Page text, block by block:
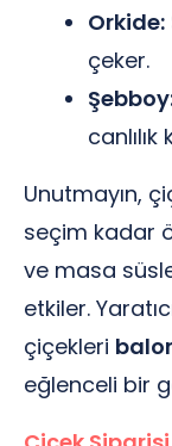
Orkide:
çeker.
canlılık
Unutmayın,
seçim kadar
ve masa
etkiler.
çiçekleri
eğlenceli bir